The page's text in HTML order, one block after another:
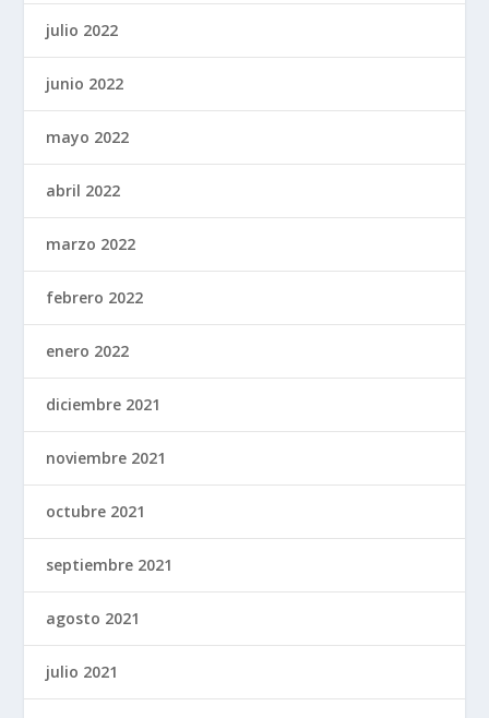
julio 2022
junio 2022
mayo 2022
abril 2022
marzo 2022
febrero 2022
enero 2022
diciembre 2021
noviembre 2021
octubre 2021
septiembre 2021
agosto 2021
julio 2021